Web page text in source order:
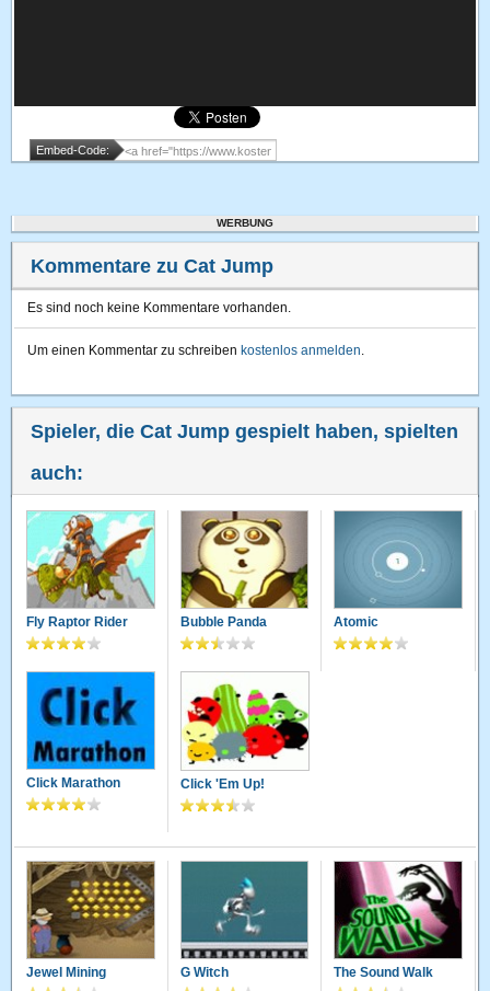
Embed-Code:
WERBUNG
Kommentare zu Cat Jump
Es sind noch keine Kommentare vorhanden.
Um einen Kommentar zu schreiben kostenlos anmelden.
Spieler, die Cat Jump gespielt haben, spielten
auch:
Fly Raptor Rider Bubble Panda Atomic
Click Marathon Click 'Em Up!
Jewel Mining G Witch The Sound Walk